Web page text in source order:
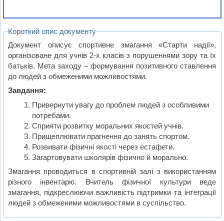
Короткий опис документу
Документ описує спортивне змагання «Старти надії»,
організоване для учнів 2-х класів з порушеннями зору та їх
батьків. Мета заходу – формування позитивного ставлення
до людей з обмеженими можливостями.
Завдання:
Привернути увагу до проблем людей з особливими
потребами.
Сприяти розвитку моральних якостей учнів.
Прищеплювати прагнення до занять спортом.
Розвивати фізичні якості через естафети.
Загартовувати школярів фізично й морально.
Змагання проводиться в спортивній залі з використанням
різного інвентарю. Вчитель фізичної культури веде
змагання, підкреслюючи важливість підтримки та інтеграції
людей з обмеженими можливостями в суспільство.